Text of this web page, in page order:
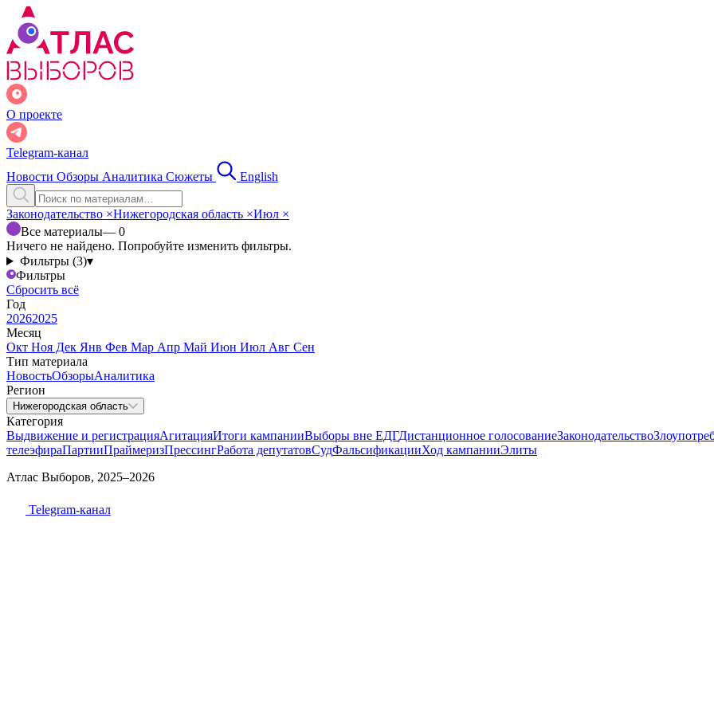
О проекте
Telegram-канал
Новости Обзоры Аналитика Сюжеты English
Законодательство ×Нижегородская область ×Июл ×
Все материалы— 0
Ничего не найдено. Попробуйте изменить фильтры.
Фильтры (3)▾
Фильтры
Сбросить всё
Год
20262025
Месяц
Окт Ноя Дек Янв Фев Мар Апр Май Июн Июл Авг Сен
Тип материала
НовостьОбзорыАналитика
Регион
Нижегородская область
Категория
Выдвижение и регистрацияАгитацияИтоги кампанииВыборы вне ЕДГДистанционное голосованиеЗаконодательство
телеэфираПартииПраймеризПрессингРабота депутатовСудФальсификацииХод кампанииЭлиты
Атлас Выборов, 2025–2026
Telegram-канал